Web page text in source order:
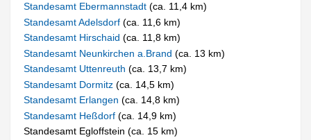
Standesamt Ebermannstadt(ca. 11,4 km)
Standesamt Adelsdorf(ca. 11,6 km)
Standesamt Hirschaid(ca. 11,8 km)
Standesamt Neunkirchen a.Brand(ca. 13 km)
Standesamt Uttenreuth(ca. 13,7 km)
Standesamt Dormitz(ca. 14,5 km)
Standesamt Erlangen(ca. 14,8 km)
Standesamt Heßdorf(ca. 14,9 km)
Standesamt Egloffstein (ca. 15 km)